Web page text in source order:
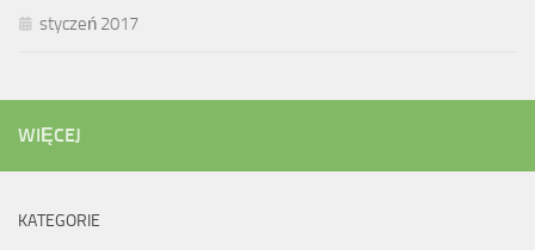
styczeń 2017
WIĘCEJ
KATEGORIE